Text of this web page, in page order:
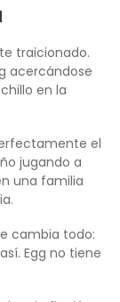
traicionado.
acercándose
en la
el
jugando a
una familia
cambia todo:
Egg no tiene